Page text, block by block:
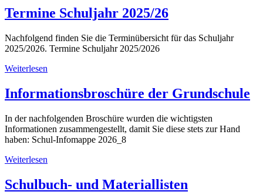
Termine Schuljahr 2025/26
Nachfolgend finden Sie die Terminübersicht für das Schuljahr
2025/2026. Termine Schuljahr 2025/2026
Weiterlesen
Informationsbroschüre der Grundschule
In der nachfolgenden Broschüre wurden die wichtigsten
Informationen zusammengestellt, damit Sie diese stets zur Hand
haben: Schul-Infomappe 2026_8
Weiterlesen
Schulbuch- und Materiallisten